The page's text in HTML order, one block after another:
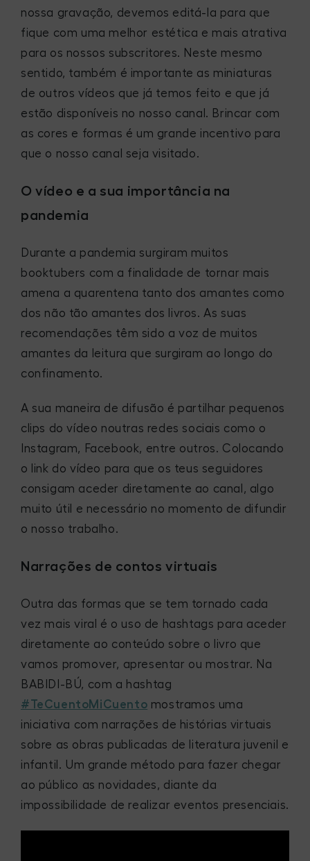
nossa gravação, devemos editá-la para que
fique com uma melhor estética e mais atrativa
para os nossos subscritores. Neste mesmo
sentido, também é importante as miniaturas
de outros vídeos que já temos feito e que já
estão disponíveis no nosso canal. Brincar com
as cores e formas é um grande incentivo para
que o nosso canal seja visitado.
O vídeo e a sua importância na
pandemia
Durante a pandemia surgiram muitos
booktubers com a finalidade de tornar mais
amena a quarentena tanto dos amantes como
dos não tão amantes dos livros. As suas
recomendações têm sido a voz de muitos
amantes da leitura que surgiram ao longo do
confinamento.
A sua maneira de difusão é partilhar pequenos
clips do vídeo noutras redes sociais como o
Instagram, Facebook, entre outros. Colocando
o link do vídeo para que os teus seguidores
consigam aceder diretamente ao canal, algo
muito útil e necessário no momento de difundir
o nosso trabalho.
Narrações de contos virtuais
Outra das formas que se tem tornado cada
vez mais viral é o uso de hashtags para aceder
diretamente ao conteúdo sobre o livro que
vamos promover, apresentar ou mostrar. Na
BABIDI-BÚ, com a hashtag
#TeCuentoMiCuento mostramos uma
iniciativa com narrações de histórias virtuais
sobre as obras publicadas de literatura juvenil e
infantil. Um grande método para fazer chegar
ao público as novidades, diante da
impossibilidade de realizar eventos presenciais.